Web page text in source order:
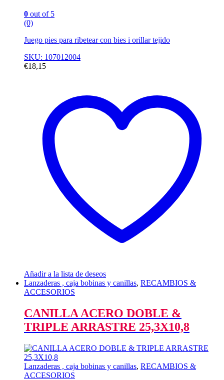
0 out of 5
(0)
Juego pies para ribetear con bies i orillar tejido
SKU: 107012004
€18,15
Añadir a la lista de deseos
Lanzaderas , caja bobinas y canillas, RECAMBIOS &
ACCESORIOS
CANILLA ACERO DOBLE &
TRIPLE ARRASTRE 25,3X10,8
Lanzaderas , caja bobinas y canillas, RECAMBIOS &
ACCESORIOS